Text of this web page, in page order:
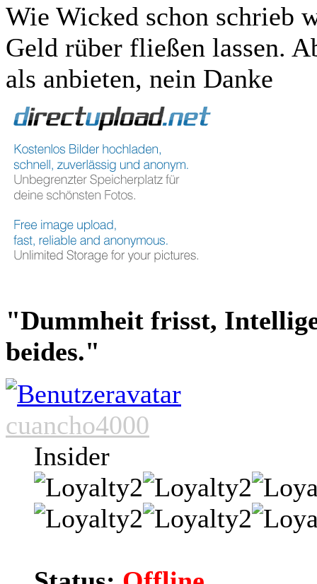
Wie Wicked schon schrieb
Geld rüber fließen lassen.
als anbieten, nein Danke
"Dummheit frisst,
beides."
cuancho4000
Insider